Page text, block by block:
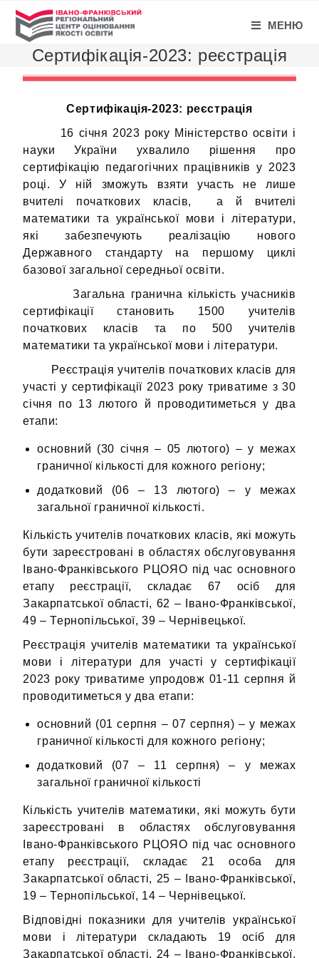
МЕНЮ
Сертифікація-2023: реєстрація
Сертифікація-2023: реєстрація
16 січня 2023 року Міністерство освіти і
науки України ухвалило рішення про
сертифікацію педагогічних працівників у 2023
році. У ній зможуть взяти участь не лише
вчителі початкових класів, а й вчителі
математики та української мови і літератури,
які забезпечують реалізацію нового
Державного стандарту на першому циклі
базової загальної середньої освіти.
Загальна гранична кількість учасників
сертифікації становить 1500 учителів
початкових класів та по 500 учителів
математики та української мови і літератури.
Реєстрація учителів початкових класів для
участі у сертифікації 2023 року триватиме з 30
січня по 13 лютого й проводитиметься у два
етапи:
основний (30 січня – 05 лютого) – у межах
граничної кількості для кожного регіону;
додатковий (06 – 13 лютого) – у межах
загальної граничної кількості.
Кількість учителів початкових класів, які можуть
бути зареєстровані в областях обслуговування
Івано-Франківського РЦОЯО під час основного
етапу реєстрації, складає 67 осіб для
Закарпатської області, 62 – Івано-Франківської,
49 – Тернопільської, 39 – Чернівецької.
Реєстрація учителів математики та української
мови і літератури для участі у сертифікації
2023 року триватиме упродовж 01-11 серпня й
проводитиметься у два етапи:
основний (01 серпня – 07 серпня) – у межах
граничної кількості для кожного регіону;
додатковий (07 – 11 серпня) – у межах
загальної граничної кількості
Кількість учителів математики, які можуть бути
зареєстровані в областях обслуговування
Івано-Франківського РЦОЯО під час основного
етапу реєстрації, складає 21 особа для
Закарпатської області, 25 – Івано-Франківської,
19 – Тернопільської, 14 – Чернівецької.
Відповідні показники для учителів української
мови і літератури складають 19 осіб для
Закарпатської області, 24 – Івано-Франківської,